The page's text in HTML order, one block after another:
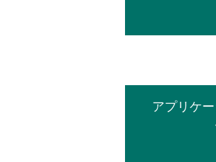
アプリケ